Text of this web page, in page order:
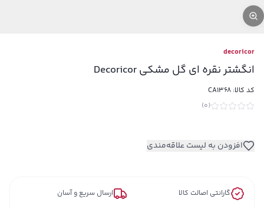
decoricor
انگشتر نقره ای گل مشکی Decoricor
کد کالا: CA1368
(
0
)
افزودن به لیست علاقه‌مندی
گارانتی اصالت کالا ارسال سریع و آسان